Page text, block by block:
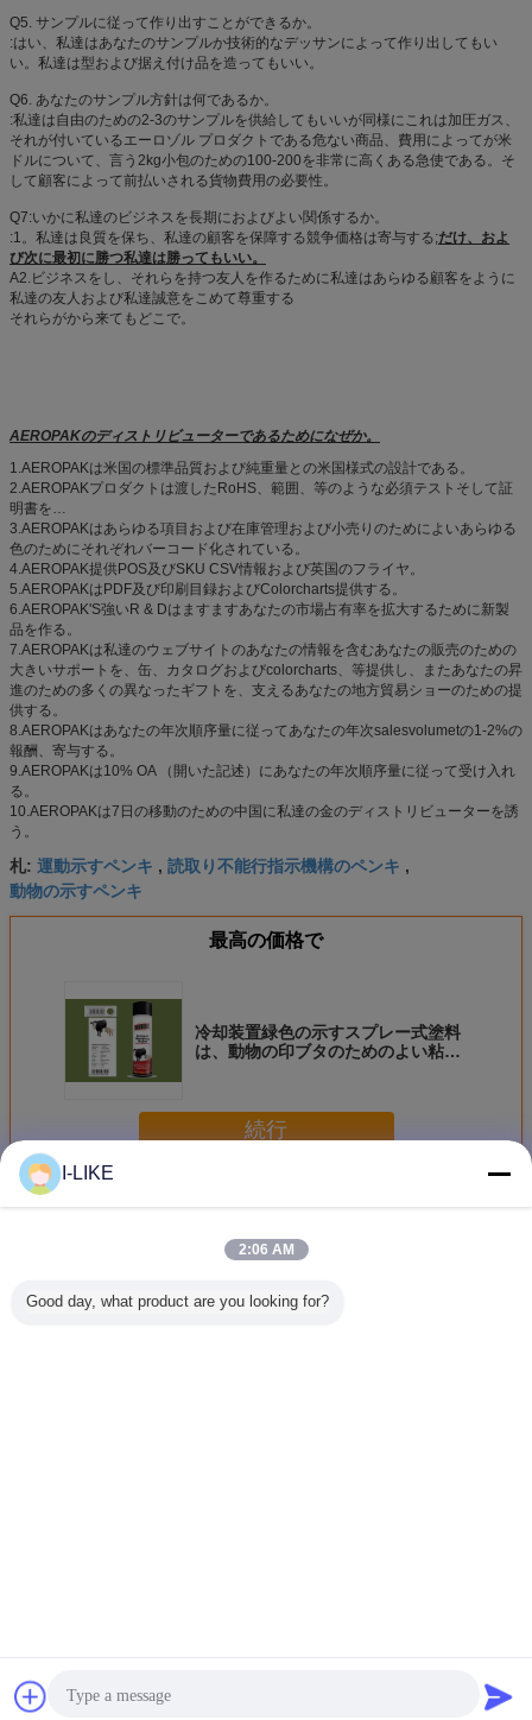
Q5. サンプルに従って作り出すことができるか。
:はい、私達はあなたのサンプルか技術的なデッサンによって作り出してもい
い。私達は型および据え付け品を造ってもいい。
Q6. あなたのサンプル方針は何であるか。
:私達は自由のための2-3のサンプルを供給してもいいが同様にこれは加圧ガス、
それが付いているエーロゾル プロダクトである危ない商品、費用によってが米
ドルについて、言う2kg小包のための100-200を非常に高くある急使である。そ
して顧客によって前払いされる貨物費用の必要性。
Q7:いかに私達のビジネスを長期におよびよい関係するか。
:1。私達は良質を保ち、私達の顧客を保障する競争価格は寄与する;だけ、およ
び次に最初に勝つ私達は勝ってもいい。
A2.ビジネスをし、それらを持つ友人を作るために私達はあらゆる顧客をように
私達の友人および私達誠意をこめて尊重する
それらがから来てもどこで。
AEROPAKのディストリビューターであるためになぜか。
1.AEROPAKは米国の標準品質および純重量との米国様式の設計である。
2.AEROPAKプロダクトは渡したRoHS、範囲、等のような必須テストそして証
明書を…
3.AEROPAKはあらゆる項目および在庫管理および小売りのためによいあらゆる
色のためにそれぞれバーコード化されている。
4.AEROPAK提供POS及びSKU CSV情報および英国のフライヤ。
5.AEROPAKはPDF及び印刷目録およびColorcharts提供する。
6.AEROPAK'S強いR & Dはますますあなたの市場占有率を拡大するために新製
品を作る。
7.AEROPAKは私達のウェブサイトのあなたの情報を含むあなたの販売のための
大きいサポートを、缶、カタログおよびcolorcharts、等提供し、またあなたの昇
進のための多くの異なったギフトを、支えるあなたの地方貿易ショーのための提
供する。
8.AEROPAKはあなたの年次順序量に従ってあなたの年次salesvolumetの1-2%の
報酬、寄与する。
9.AEROPAKは10% OA （開いた記述）にあなたの年次順序量に従って受け入れ
る。
10.AEROPAKは7日の移動のための中国に私達の金のディストリビューターを誘
う。
札: 運動示すペンキ , 読取り不能行指示機構のペンキ ,
動物の示すペンキ
最高の価格で
冷却装置緑色の示すスプレー式塗料
は、動物の印ブタのためのよい粘着
続行
多く示すスプレー式塗料
チャット
I-LIKE
2:06 AM
Good day, what product are you looking for?